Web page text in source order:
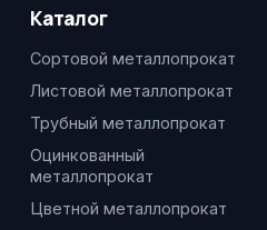
Каталог
Сортовой металлопрокат
Листовой металлопрокат
Трубный металлопрокат
Оцинкованный
металлопрокат
Цветной металлопрокат